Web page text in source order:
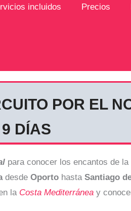
incluidos Precios
POR EL
DÍAS
para conocer los encantos de la
desde Oporto hasta Santiago
la Costa Mediterránea y